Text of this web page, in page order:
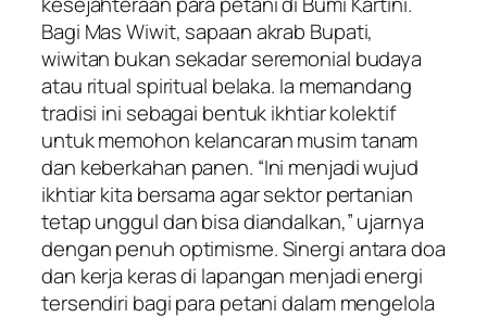
​Bagi Mas Wiwit, sapaan akrab Bupati,
wiwitan bukan sekadar seremonial budaya
atau ritual spiritual belaka. Ia memandang
tradisi ini sebagai bentuk ikhtiar kolektif
untuk memohon kelancaran musim tanam
dan keberkahan panen. “Ini menjadi wujud
ikhtiar kita bersama agar sektor pertanian
tetap unggul dan bisa diandalkan,” ujarnya
dengan penuh optimisme. Sinergi antara doa
dan kerja keras di lapangan menjadi energi
tersendiri bagi para petani dalam mengelola